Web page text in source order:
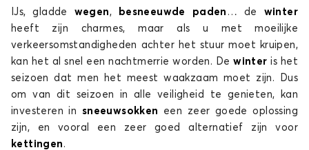
IJs, gladde wegen, besneeuwde paden … de winter
heeft zijn charmes, maar als u met moeilijke
verkeersomstandigheden achter het stuur moet kruipen,
kan het al snel een nachtmerrie worden. Dewinteris het
seizoen dat men het meest waakzaam moet zijn. Dus
om van dit seizoen in alle veiligheid te genieten, kan
investeren in sneeuwsokken een zeer goede oplossing
zijn, en vooral een zeer goed alternatief zijn voor
kettingen .